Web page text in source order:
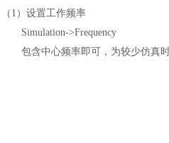
（ 1）设置工作频率
Simulation->Frequency
包含中心频率即可，为较少仿真